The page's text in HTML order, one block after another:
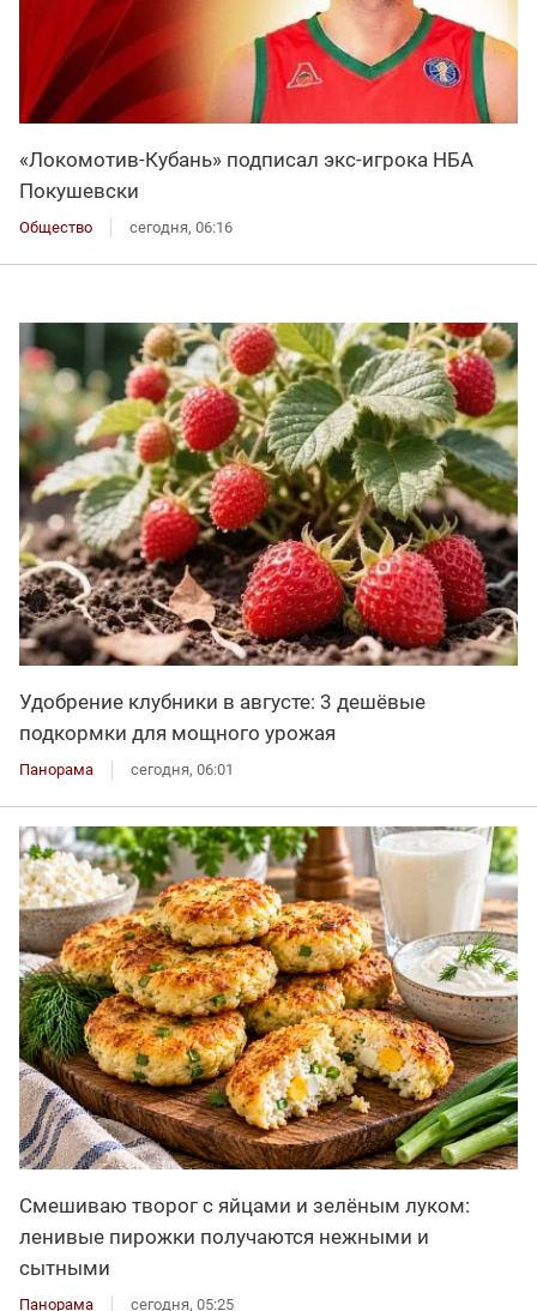
«Локомотив-Кубань» подписал экс-игрока НБА
Покушевски
Общество сегодня, 06:16
Удобрение клубники в августе: 3 дешёвые
подкормки для мощного урожая
Панорама сегодня, 06:01
Смешиваю творог с яйцами и зелёным луком:
ленивые пирожки получаются нежными и
сытными
Панорама сегодня, 05:25